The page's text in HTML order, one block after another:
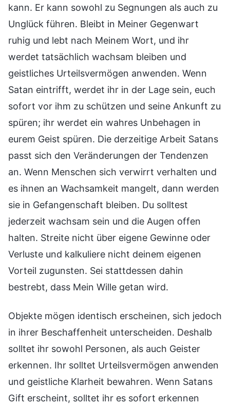
kann. Er kann sowohl zu Segnungen als auch zu
Unglück führen. Bleibt in Meiner Gegenwart
ruhig und lebt nach Meinem Wort, und ihr
werdet tatsächlich wachsam bleiben und
geistliches Urteilsvermögen anwenden. Wenn
Satan eintrifft, werdet ihr in der Lage sein, euch
sofort vor ihm zu schützen und seine Ankunft zu
spüren; ihr werdet ein wahres Unbehagen in
eurem Geist spüren. Die derzeitige Arbeit Satans
passt sich den Veränderungen der Tendenzen
an. Wenn Menschen sich verwirrt verhalten und
es ihnen an Wachsamkeit mangelt, dann werden
sie in Gefangenschaft bleiben. Du solltest
jederzeit wachsam sein und die Augen offen
halten. Streite nicht über eigene Gewinne oder
Verluste und kalkuliere nicht deinem eigenen
Vorteil zugunsten. Sei stattdessen dahin
bestrebt, dass Mein Wille getan wird.
Objekte mögen identisch erscheinen, sich jedoch
in ihrer Beschaffenheit unterscheiden. Deshalb
solltet ihr sowohl Personen, als auch Geister
erkennen. Ihr solltet Urteilsvermögen anwenden
und geistliche Klarheit bewahren. Wenn Satans
Gift erscheint, solltet ihr es sofort erkennen